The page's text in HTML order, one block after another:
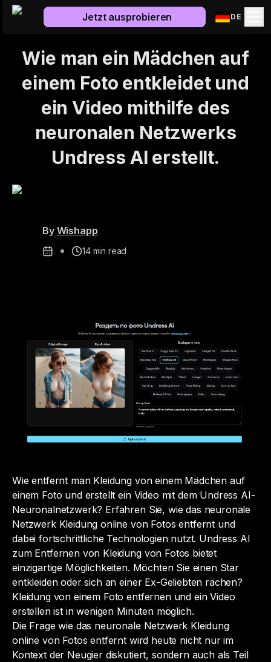
Jetzt ausprobieren DE
Wie man ein Mädchen auf
einem Foto entkleidet und
ein Video mithilfe des
neuronalen Netzwerks
Undress AI erstellt.
By Wishapp
14min read
Wie entfernt man Kleidung von einem Mädchen auf
einem Foto und erstellt ein Video mit dem Undress AI-
Neuronalnetzwerk? Erfahren Sie, wie das neuronale
Netzwerk Kleidung online von Fotos entfernt und
dabei fortschrittliche Technologien nutzt. Undress AI
zum Entfernen von Kleidung von Fotos bietet
einzigartige Möglichkeiten. Möchten Sie einen Star
entkleiden oder sich an einer Ex-Geliebten rächen?
Kleidung von einem Foto entfernen und ein Video
erstellen ist in wenigen Minuten möglich.
Die Fragewie das neuronale Netzwerk Kleidung
online von Fotos entfernt wird heute nicht nur im
Kontext der Neugier diskutiert, sondern auch als Teil